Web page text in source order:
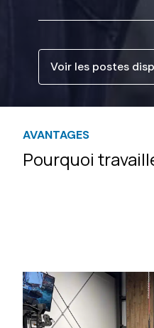
Voir les postes
AVANTAGES
Pourquoi